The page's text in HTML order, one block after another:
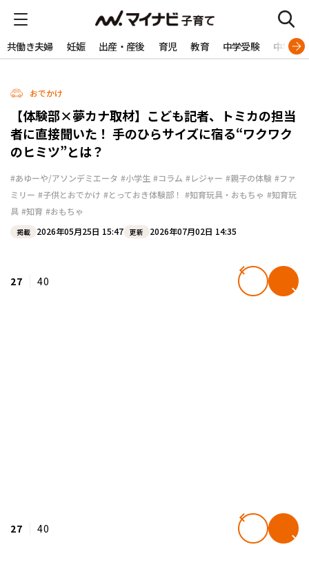
共働き夫婦 妊娠 出産・産後 育児 教育 中学受験 中学生
おでかけ
【体験部×夢カナ取材】こども記者、トミカの担当
者に直接聞いた！ 手のひらサイズに宿る“ワクワク
のヒミツ”とは？
#あゆーや/アソンデミエータ #小学生 #コラム #レジャー #親子の体験 #ファ
ミリー #子供とおでかけ #とっておき体験部！ #知育玩具・おもちゃ #知育玩
具 #知育 #おもちゃ
掲載 2026年05月25日 15:47 更新 2026年07月02日 14:35
27 40
27 40